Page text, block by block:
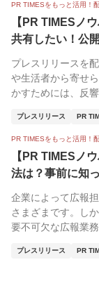
PR TIMESをもっと活用！
【PR TIMESノ
共有したい！公
プレスリリースを
や生活者から寄せ
かすためには、反響
プレスリリース PR
PR TIMESをもっと活用！
【PR TIMESノ
法は？事前に知
企業によって広報
さまざまです。し
要不可欠な広報業務
プレスリリース PR